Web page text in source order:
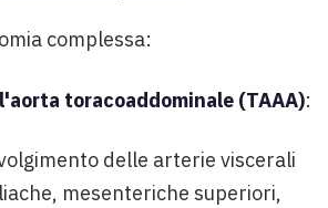
complessa:
toracoaddominale (TAAA):
delle arterie viscerali
mesenteriche superiori,